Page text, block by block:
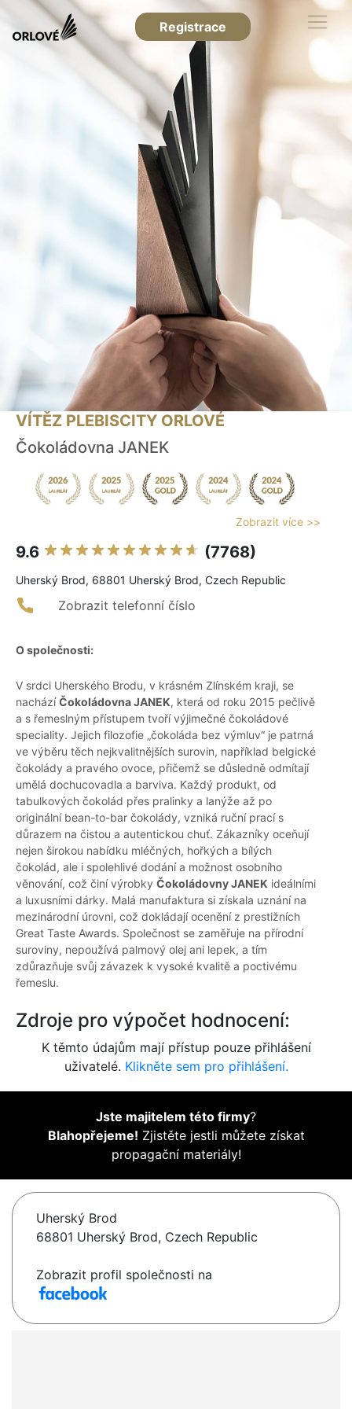
Registrace
VÍTĚZ PLEBISCITY ORLOVÉ
Čokoládovna JANEK
Zobrazit více >>
9.6 (7768)
Uherský Brod, 68801 Uherský Brod, Czech Republic
Zobrazit telefonní číslo
O společnosti:
V srdci Uherského Brodu, v krásném Zlínském kraji, se
nacházíČokoládovna JANEK, která od roku 2015 pečlivě
a s řemeslným přístupem tvoří výjimečné čokoládové
speciality. Jejich filozofie „čokoláda bez výmluv“ je patrná
ve výběru těch nejkvalitnějších surovin, například belgické
čokolády a pravého ovoce, přičemž se důsledně odmítají
umělá dochucovadla a barviva. Každý produkt, od
tabulkových čokolád přes pralinky a lanýže až po
originální bean-to-bar čokolády, vzniká ruční prací s
důrazem na čistou a autentickou chuť. Zákazníky oceňují
nejen širokou nabídku mléčných, hořkých a bílých
čokolád, ale i spolehlivé dodání a možnost osobního
věnování, což činí výrobky Čokoládovny JANEK ideálními
a luxusními dárky. Malá manufaktura si získala uznání na
mezinárodní úrovni, což dokládají ocenění z prestižních
Great Taste Awards. Společnost se zaměřuje na přírodní
suroviny, nepoužívá palmový olej ani lepek, a tím
zdůrazňuje svůj závazek k vysoké kvalitě a poctivému
řemeslu.
Zdroje pro výpočet hodnocení:
K těmto údajům mají přístup pouze přihlášení
uživatelé. Klikněte sem pro přihlášení.
Jste majitelem této firmy?
Blahopřejeme! Zjistěte jestli můžete získat
propagační materiály!
Uherský Brod
68801 Uherský Brod, Czech Republic
Zobrazit profil společnosti na